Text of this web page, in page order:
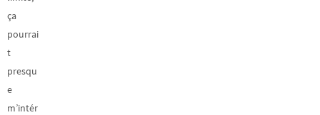
ça
pourrai
t
presqu
e
m’intér